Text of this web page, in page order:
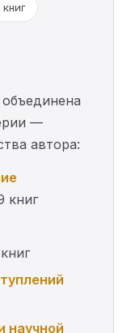
—
автора:
книг
научной